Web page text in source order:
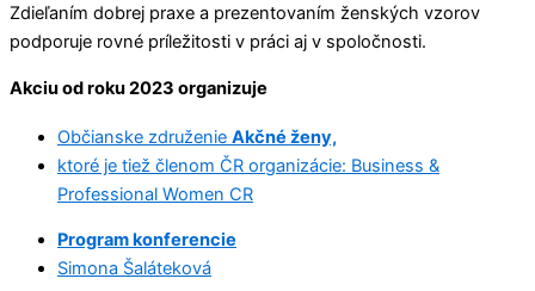
Zdieľaním dobrej praxe a prezentovaním ženských vzorov
podporuje rovné príležitosti v práci aj v spoločnosti.
Akciu od roku 2023 organizuje
Občianske združenie Akčné ženy,
ktoré je tiež členom ČR organizácie: Business &
Professional Women CR
Program konferencie
Simona Šaláteková